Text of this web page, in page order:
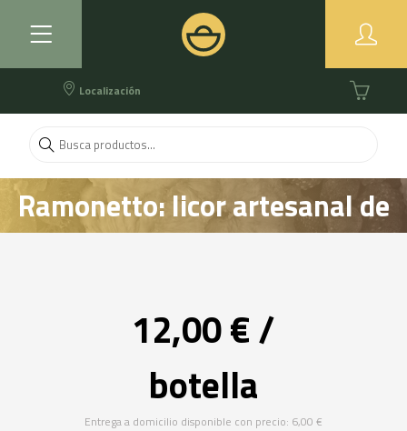
Localización
Ramonetto: licor artesanal de
12,00 € /
botella
Entrega a domicilio disponible con precio: 6,00 €